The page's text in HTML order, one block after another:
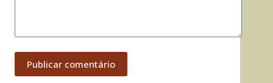
Publicar comentário